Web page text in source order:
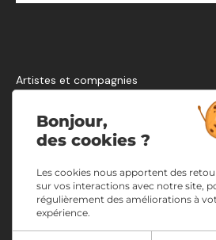
Artistes et compagnies
Mentions légales et politique de
Plan d’accès
Infos pratiques
Bonjour,
des cookies ?
Les cookies nous apportent des
sur vos interactions avec notre site,
régulièrement des améliorations à
expérience.